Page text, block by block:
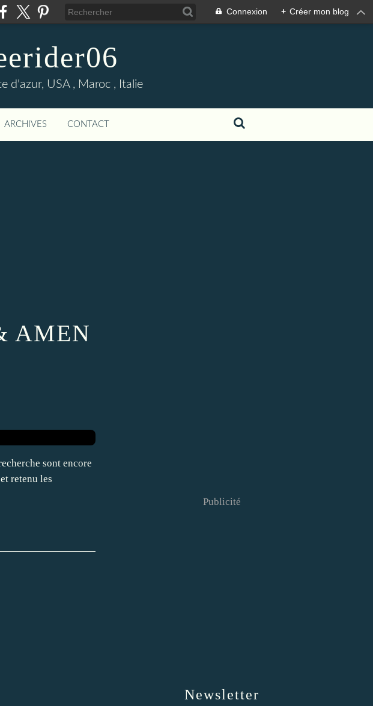
Connexion + Créer mon blog
d'azur, USA , Maroc , Italie
ARCHIVES CONTACT
AMEN
sont encore
retenu les
Newsletter
Publicité